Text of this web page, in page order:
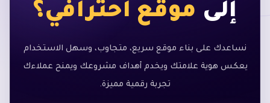
إلى موقع احترافي؟
نساعدك على بناء موقع سريع، متجاوب، وسهل الاستخدام
يعكس هوية علامتك ويخدم أهداف مشروعك ويمنح عملاءك
تجربة رقمية مميزة.